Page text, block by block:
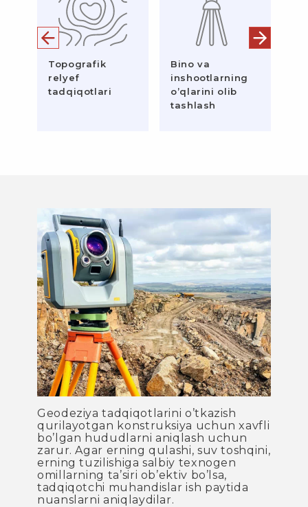
Topografik
relyef
tadqiqotlari
Bino va
inshootlarning
o’qlarini olib
tashlash
Geodeziya tadqiqotlarini o’tkazish
qurilayotgan konstruksiya uchun xavfli
bo’lgan hududlarni aniqlash uchun
zarur. Agar erning qulashi, suv toshqini,
erning tuzilishiga salbiy texnogen
omillarning ta’siri ob’ektiv bo’lsa,
tadqiqotchi muhandislar ish paytida
nuanslarni aniqlaydilar.